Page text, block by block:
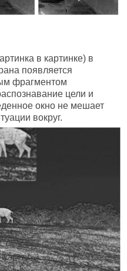
в картинке) в
появляется
фрагментом
цели и
окно не мешает
вокруг.